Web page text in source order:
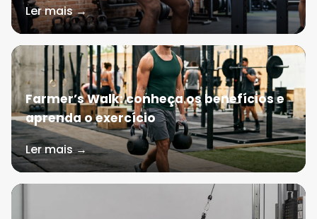
Ler mais →
Farmer’s Walk: conheça os benefícios e
aprenda o exercício
Ler mais →